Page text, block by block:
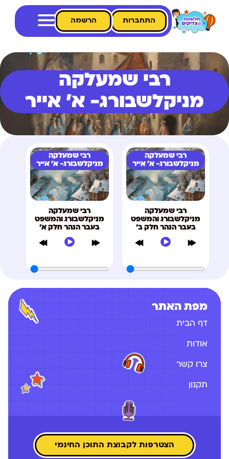
התחברות הרשמה
רבי שמעלקה
מניקלשבורג- א' אייר
רבי שמעלקה
מניקלשבורג- א' אייר
רבי שמעלקה
מניקלשבורג והמשפט
בעבר הנהר חלק ב'
רבי שמעלקה
מניקלשבורג- א' אייר
רבי שמעלקה
מניקלשבורג והמשפט
בעבר הנהר חלק א'
מפת האתר
דף הבית
אודות
צרו קשר
תקנון
הצטרפות לקבוצת התוכן החינמי